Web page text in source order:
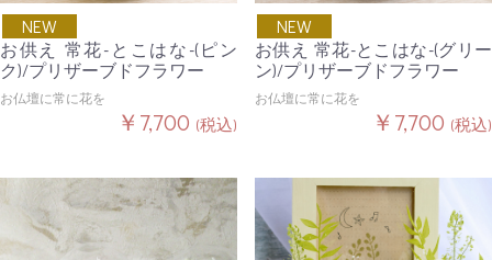
NEW
お供え 常花-とこはな-(ピン
ク)/プリザーブドフラワー
お仏壇に常に花を
￥7,700 (税込)
NEW
お供え 常花-とこはな-(グリー
ン)/プリザーブドフラワー
お仏壇に常に花を
￥7,700 (税込)